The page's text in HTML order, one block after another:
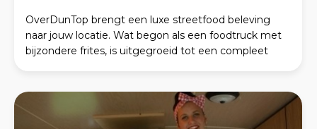
OverDunTop brengt een luxe streetfood beleving
naar jouw locatie. Wat begon als een foodtruck met
bijzondere frites, is uitgegroeid tot een compleet